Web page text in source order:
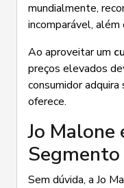
mundialmente,
incomparável,
Ao aproveitar um
preços elevados
consumidor
oferece.
Jo Malone
Sem dúvida, a Jo